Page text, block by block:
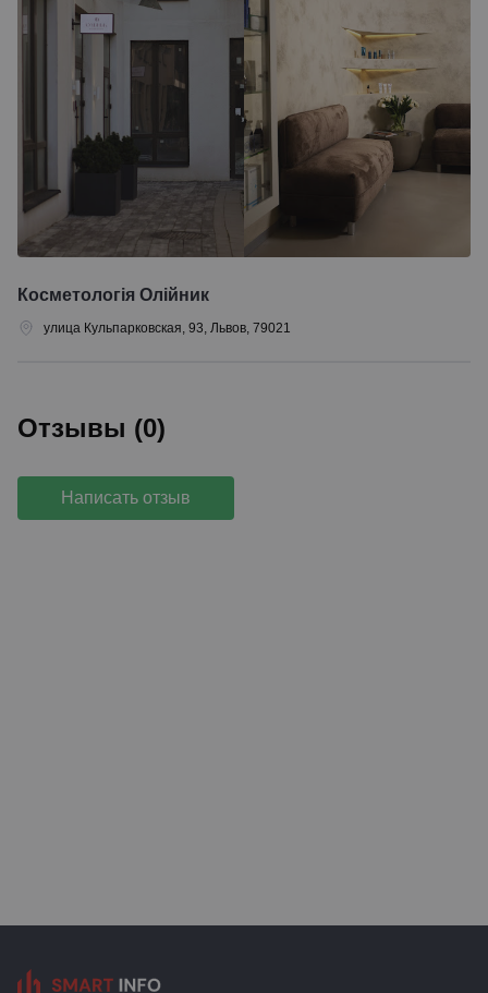
Косметологія Олійник
улица Кульпарковская, 93, Львов, 79021
Отзывы (0)
Написать отзыв